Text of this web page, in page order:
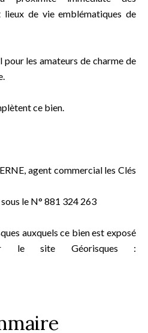
lieux de vie emblématiques de
les amateurs de charme de
ce bien.
agent commercial les Clés
le N° 881 324 263
auxquels ce bien est exposé
le site Géorisques :